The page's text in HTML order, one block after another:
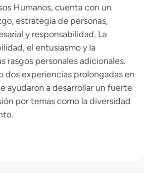
Humanos, cuenta con un
estrategia de personas,
y responsabilidad. La
el entusiasmo y la
rasgos personales adicionales.
dos experiencias prolongadas en
ayudaron a desarrollar un fuerte
por temas como la diversidad